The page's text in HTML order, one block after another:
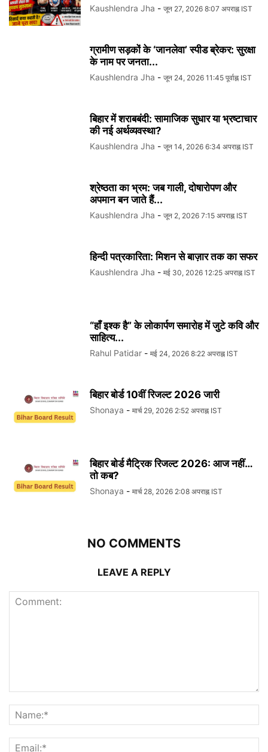
Kaushlendra Jha - जून 27, 2026 8:07 अपराह्न IST
ग्रामीण सड़कों के ‘जानलेवा’ स्पीड ब्रेकर: सुरक्षा
के नाम पर जनता...
Kaushlendra Jha - जून 24, 2026 11:45 पूर्वाह्न IST
बिहार में शराबबंदी: सामाजिक सुधार या भ्रष्टाचार
की नई अर्थव्यवस्था?
Kaushlendra Jha - जून 14, 2026 6:34 अपराह्न IST
श्रेष्ठता का भ्रम: जब गाली, दोषारोपण और
अपमान बन जाते हैं...
Kaushlendra Jha - जून 2, 2026 7:15 अपराह्न IST
हिन्दी पत्रकारिता: मिशन से बाज़ार तक का सफर
Kaushlendra Jha - मई 30, 2026 12:25 अपराह्न IST
“हाँ इश्क है” के लोकार्पण समारोह में जुटे कवि और
साहित्य...
Rahul Patidar - मई 24, 2026 8:22 अपराह्न IST
बिहार बोर्ड 10वीं रिजल्ट 2026 जारी
Shonaya - मार्च 29, 2026 2:52 अपराह्न IST
बिहार बोर्ड मैट्रिक रिजल्ट 2026: आज नहीं…
तो कब?
Shonaya - मार्च 28, 2026 2:08 अपराह्न IST
NO COMMENTS
LEAVE A REPLY